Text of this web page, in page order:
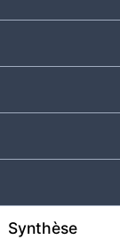
Synthèse